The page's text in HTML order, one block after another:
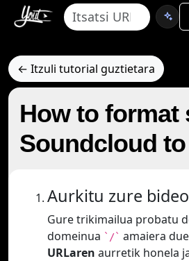
← Itzuli tutorial guztietara
How to format
Soundcloud to
Aurkitu zure
Gure trikimailua probatu
domeinua `/` amaiera
URLaren aurretik honela